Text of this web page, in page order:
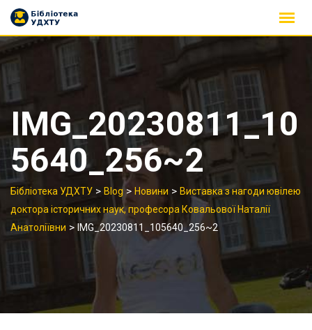
Skip
content
IMG_20230811_10
5640_256~2
Бібліотека УДХТУ > Blog > Новини > Виставка з нагоди ювілею
доктора історичних наук, професора Ковальової Наталії
Анатоліївни > IMG_20230811_105640_256~2